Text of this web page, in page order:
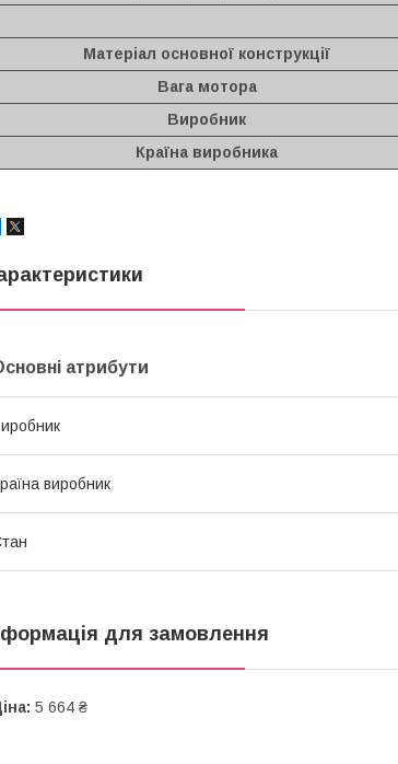
Матеріал основної конструкції
Вага мотора
Виробник
Країна виробника
атрибути
виробник
для замовлення
5 664 ₴